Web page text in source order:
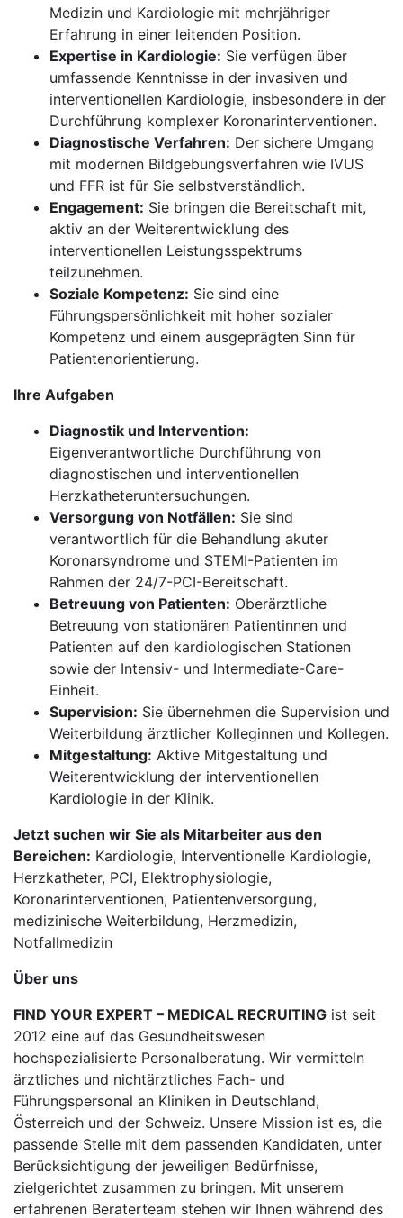
Medizin und Kardiologie mit mehrjähriger
Erfahrung in einer leitenden Position.
Expertise in Kardiologie: Sie verfügen über
umfassende Kenntnisse in der invasiven und
interventionellen Kardiologie, insbesondere in der
Durchführung komplexer Koronarinterventionen.
Diagnostische Verfahren: Der sichere Umgang
mit modernen Bildgebungsverfahren wie IVUS
und FFR ist für Sie selbstverständlich.
Engagement: Sie bringen die Bereitschaft mit,
aktiv an der Weiterentwicklung des
interventionellen Leistungsspektrums
teilzunehmen.
Soziale Kompetenz: Sie sind eine
Führungspersönlichkeit mit hoher sozialer
Kompetenz und einem ausgeprägten Sinn für
Patientenorientierung.
Ihre Aufgaben
Diagnostik und Intervention:
Eigenverantwortliche Durchführung von
diagnostischen und interventionellen
Herzkatheteruntersuchungen.
Versorgung von Notfällen: Sie sind
verantwortlich für die Behandlung akuter
Koronarsyndrome und STEMI-Patienten im
Rahmen der 24/7-PCI-Bereitschaft.
Betreuung von Patienten: Oberärztliche
Betreuung von stationären Patientinnen und
Patienten auf den kardiologischen Stationen
sowie der Intensiv- und Intermediate-Care-
Einheit.
Supervision: Sie übernehmen die Supervision und
Weiterbildung ärztlicher Kolleginnen und Kollegen.
Mitgestaltung: Aktive Mitgestaltung und
Weiterentwicklung der interventionellen
Kardiologie in der Klinik.
Jetzt suchen wir Sie als Mitarbeiter aus den
Bereichen: Kardiologie, Interventionelle Kardiologie,
Herzkatheter, PCI, Elektrophysiologie,
Koronarinterventionen, Patientenversorgung,
medizinische Weiterbildung, Herzmedizin,
Notfallmedizin
Über uns
FIND YOUR EXPERT – MEDICAL RECRUITING ist seit
2012 eine auf das Gesundheitswesen
hochspezialisierte Personalberatung. Wir vermitteln
ärztliches und nichtärztliches Fach- und
Führungspersonal an Kliniken in Deutschland,
Österreich und der Schweiz. Unsere Mission ist es, die
passende Stelle mit dem passenden Kandidaten, unter
Berücksichtigung der jeweiligen Bedürfnisse,
zielgerichtet zusammen zu bringen. Mit unserem
erfahrenen Beraterteam stehen wir Ihnen während des